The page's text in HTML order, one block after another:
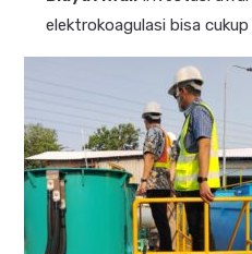
elektrokoagulasi bisa